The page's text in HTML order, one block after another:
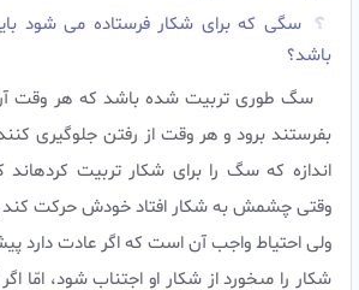
سگی که برای شکار فرستاده می شود
باشد؟
سگ طورى تربيت شده باشد كه هر وقت آن
بفرستند برود و هر وقت از رفتن جلوگيرى
اندازه كه سگ را براى شكار تربيت كرده‏اند
وقتى چشمش به شكار افتاد خودش حركت كند
ولى احتياط واجب آن است كه اگر عادت دارد
شكار را مى‏خورد از شكار او اجتناب شود، امّا